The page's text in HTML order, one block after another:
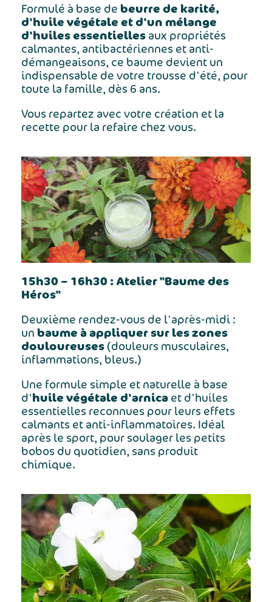
Formulé à base de beurre de karité,
d'huile végétale et d'un mélange
d'huiles essentielles aux propriétés
calmantes, antibactériennes et anti-
démangeaisons, ce baume devient un
indispensable de votre trousse d'été, pour
toute la famille, dès 6 ans.
Vous repartez avec votre création et la
recette pour la refaire chez vous.
15h30 – 16h30 : Atelier "Baume des
Héros"
Deuxième rendez-vous de l'après-midi :
un baume à appliquer sur les zones
douloureuses (douleurs musculaires,
inflammations, bleus.)
Une formule simple et naturelle à base
d'huile végétale d'arnica et d'huiles
essentielles reconnues pour leurs effets
calmants et anti-inflammatoires. Idéal
après le sport, pour soulager les petits
bobos du quotidien, sans produit
chimique.